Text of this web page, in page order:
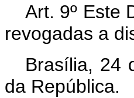
Art. 9º Este
revogadas a
Brasília, 24
da República.